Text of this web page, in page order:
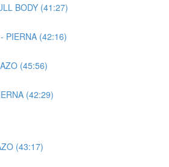
BODY (41:27)
PIERNA (42:16)
(45:56)
(42:29)
(43:17)